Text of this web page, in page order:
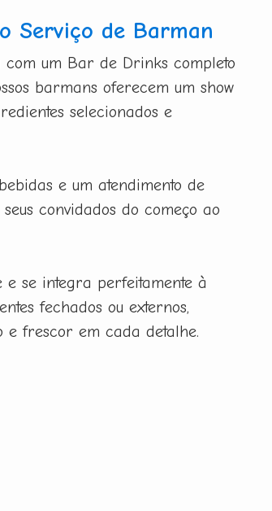
Serviço de Barman
com um Bar de Drinks completo
barmans oferecem um show
selecionados e
e um atendimento de
convidados do começo ao
e se integra perfeitamente à
fechados ou externos,
e frescor em cada detalhe.